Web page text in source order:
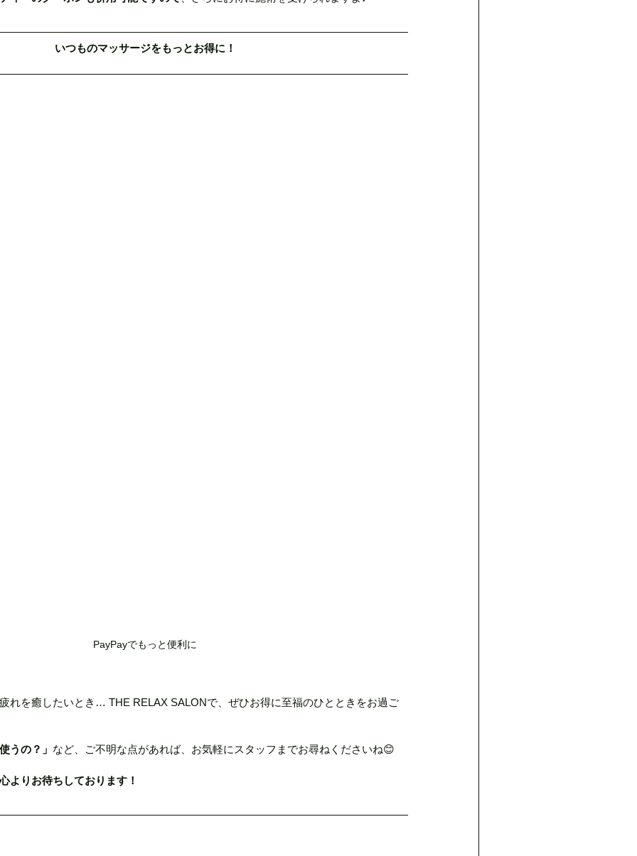
いつものマッサージをもっとお得に！
PayPayでもっと便利に
れを癒したいとき… THE RELAX SALONで、ぜひお得に至福のひとときをお過ご
うの？」 など、ご不明な点があれば、お気軽にスタッフまでお尋ねくださいね😊
よりお待ちしております！